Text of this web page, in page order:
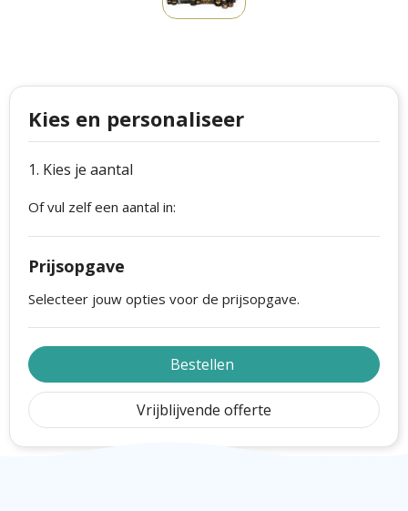
Craft
Thule
Case Logic
Mepal
Parker
Stanley
Kerstspellen
Kersttassen
kerstkaarsen
Kies en personaliseer
1. Kies je aantal
Of vul zelf een aantal in:
Prijsopgave
Selecteer jouw opties voor de prijsopgave.
Bestellen
Vrijblijvende offerte